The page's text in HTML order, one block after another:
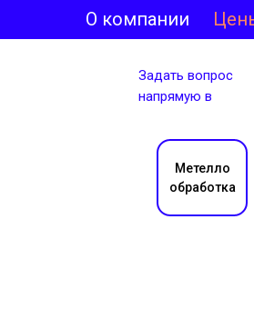
О компании
Задать вопрос
напрямую в
Метелло
обработка